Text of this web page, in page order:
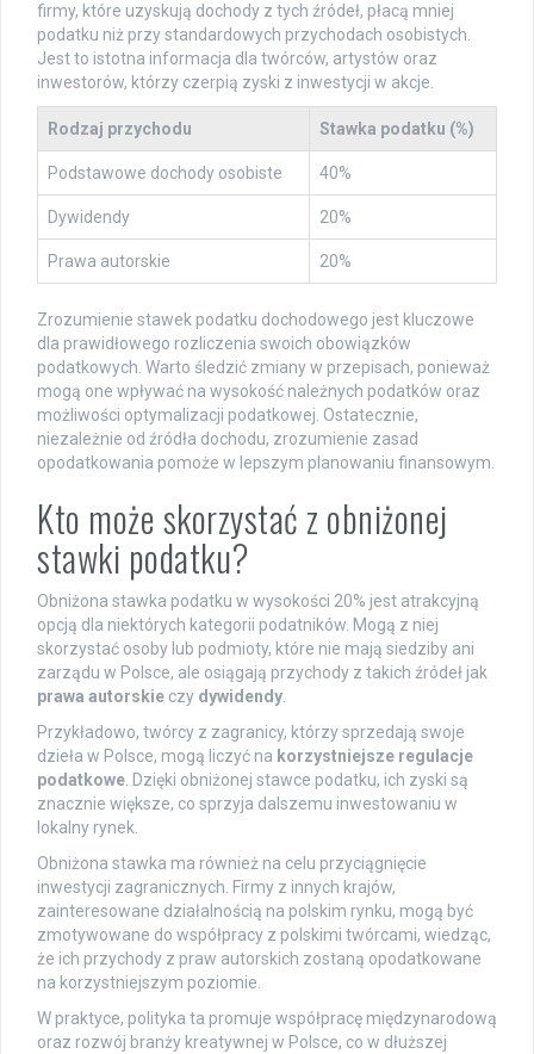
firmy, które uzyskują dochody z tych źródeł, płacą mniej
podatku niż przy standardowych przychodach osobistych.
Jest to istotna informacja dla twórców, artystów oraz
inwestorów, którzy czerpią zyski z inwestycji w akcje.
Rodzaj przychodu Stawka podatku (%)
Podstawowe dochody osobiste 40%
Dywidendy 20%
Prawa autorskie 20%
Zrozumienie stawek podatku dochodowego jest kluczowe
dla prawidłowego rozliczenia swoich obowiązków
podatkowych. Warto śledzić zmiany w przepisach, ponieważ
mogą one wpływać na wysokość należnych podatków oraz
możliwości optymalizacji podatkowej. Ostatecznie,
niezależnie od źródła dochodu, zrozumienie zasad
opodatkowania pomoże w lepszym planowaniu finansowym.
Kto może skorzystać z obniżonej
stawki podatku?
Obniżona stawka podatku w wysokości 20% jest atrakcyjną
opcją dla niektórych kategorii podatników. Mogą z niej
skorzystać osoby lub podmioty, które nie mają siedziby ani
zarządu w Polsce, ale osiągają przychody z takich źródeł jak
prawa autorskie czy dywidendy
Przykładowo, twórcy z zagranicy, którzy sprzedają swoje
dzieła w Polsce, mogą liczyć na korzystniejsze regulacje
podatkowe . Dzięki obniżonej stawce podatku, ich zyski są
znacznie większe, co sprzyja dalszemu inwestowaniu w
lokalny rynek.
Obniżona stawka ma również na celu przyciągnięcie
inwestycji zagranicznych. Firmy z innych krajów,
zainteresowane działalnością na polskim rynku, mogą być
zmotywowane do współpracy z polskimi twórcami, wiedząc,
że ich przychody z praw autorskich zostaną opodatkowane
na korzystniejszym poziomie.
W praktyce, polityka ta promuje współpracę międzynarodową
oraz rozwój branży kreatywnej w Polsce, co w dłuższej